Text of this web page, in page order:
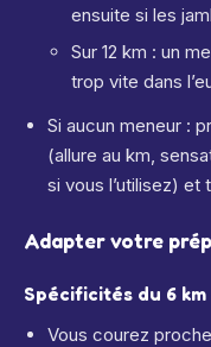
ensuite si les
Sur 12 km : un
trop vite dans
Si aucun meneur :
(allure au km,
si vous l’utilisez)
Adapter votre
Spécificités du 6
Vous courez